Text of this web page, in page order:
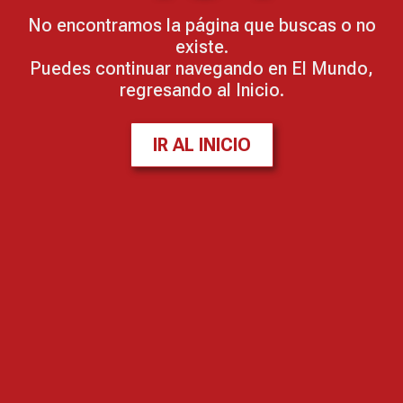
No encontramos la página que buscas o no
existe.
Puedes continuar navegando en El Mundo,
regresando al Inicio.
IR AL INICIO